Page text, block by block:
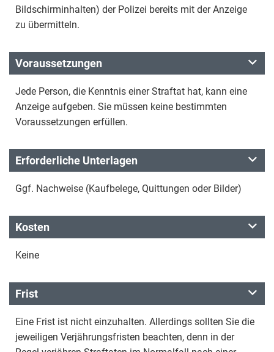
Bildschirminhalten) der Polizei bereits mit der Anzeige
zu übermitteln.
Voraussetzungen
Jede Person, die Kenntnis einer Straftat hat, kann eine
Anzeige aufgeben. Sie müssen keine bestimmten
Voraussetzungen erfüllen.
Erforderliche Unterlagen
Ggf. Nachweise (Kaufbelege, Quittungen oder Bilder)
Kosten
Keine
Frist
Eine Frist ist nicht einzuhalten. Allerdings sollten Sie die
jeweiligen Verjährungsfristen beachten, denn in der